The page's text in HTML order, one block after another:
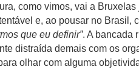
como vimos, vai a
e, ao pousar no Brasil,
que eu definir”. A bancada
distraída demais com os
olhar com alguma